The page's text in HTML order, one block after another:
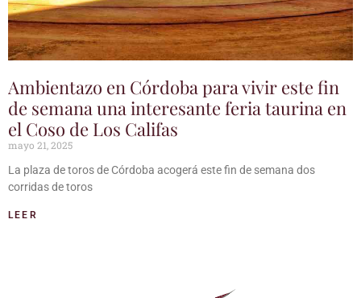
Ambientazo en Córdoba para vivir este fin
de semana una interesante feria taurina en
el Coso de Los Califas
mayo 21, 2025
La plaza de toros de Córdoba acogerá este fin de semana dos
corridas de toros
LEER